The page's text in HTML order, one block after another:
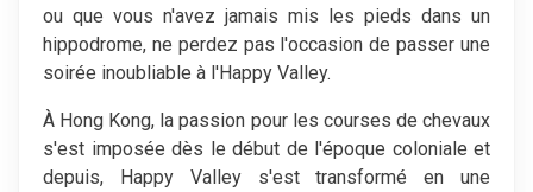
ou que vous n'avez jamais mis les pieds dans un
hippodrome, ne perdez pas l'occasion de passer une
soirée inoubliable à l'Happy Valley.
À Hong Kong, la passion pour les courses de chevaux
s'est imposée dès le début de l'époque coloniale et
depuis, Happy Valley s'est transformé en une